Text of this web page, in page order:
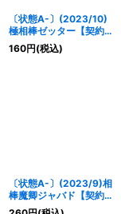
〔状態A-〕(2023/10)
極相棒ゼッター【契約
X】{BS65-CX04}
《緑》
160円(税込)
〔状態A-〕(2023/9)相
棒魔卿ジャバド【契約
X】{SD65-CX01}